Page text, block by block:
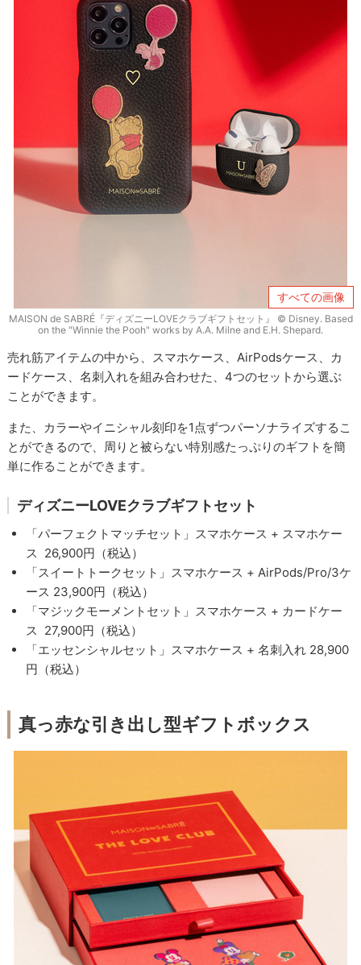
すべての画像
MAISON de SABRÉ『ディズニーLOVEクラブギフトセット』 © Disney. Based
on the "Winnie the Pooh" works by A.A. Milne and E.H. Shepard.
売れ筋アイテムの中から、スマホケース、AirPodsケース、カ
ードケース、名刺入れを組み合わせた、4つのセットから選ぶ
ことができます。
また、カラーやイニシャル刻印を1点ずつパーソナライズするこ
とができるので、周りと被らない特別感たっぷりのギフトを簡
単に作ることができます。
ディズニーLOVEクラブギフトセット
「パーフェクトマッチセット」スマホケース + スマホケー
ス 26,900円（税込）
「スイートトークセット」スマホケース + AirPods/Pro/3ケ
ース 23,900円（税込）
「マジックモーメントセット」スマホケース + カードケー
ス 27,900円（税込）
「エッセンシャルセット」スマホケース + 名刺入れ 28,900
円（税込）
真っ赤な引き出し型ギフトボックス